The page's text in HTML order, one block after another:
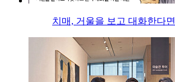
치매, 거울을 보고 대화한다면